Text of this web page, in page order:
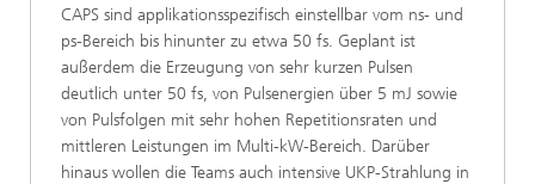
CAPS sind applikationsspezifisch einstellbar vom ns- und
ps-Bereich bis hinunter zu etwa 50 fs. Geplant ist
außerdem die Erzeugung von sehr kurzen Pulsen
deutlich unter 50 fs, von Pulsenergien über 5 mJ sowie
von Pulsfolgen mit sehr hohen Repetitionsraten und
mittleren Leistungen im Multi-kW-Bereich. Darüber
hinaus wollen die Teams auch intensive UKP-Strahlung in